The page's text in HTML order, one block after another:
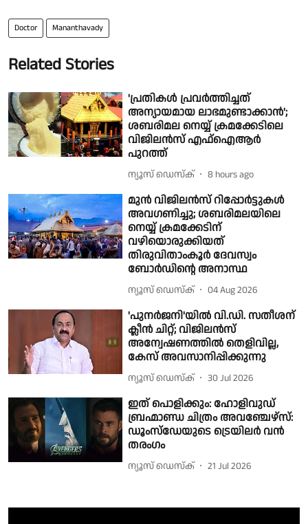
Doctor Mananthavady
Related Stories
'പ്രതികൾ പ്രവർത്തിച്ചത്
അന്യായമായ ലാഭമുണ്ടാക്കാൻ';
ശബരിമല നെയ്യ് ക്രമക്കേടിലെ
വിജിലൻസ് എഫ്ഐആർ
പുറത്ത്
ന്യൂസ് ഡെസ്ക് 8 hours ago
മുൻ വിജിലൻസ് റിപ്പോർട്ടുകൾ
അവഗണിച്ചു; ശബരിമലയിലെ
നെയ്യ് ക്രമക്കേടിന്
വഴിയൊരുക്കിയത്
തിരുവിതാംകൂർ ദേവസ്വം
ബോർഡിൻ്റെ അനാസ്ഥ
ന്യൂസ് ഡെസ്ക് 04 Aug 2026
'പുനർജനി'യില്‍ വി.ഡി. സതീശന്
ക്ലീന്‍ ചിറ്റ്; വിജിലൻസ്
അന്വേഷണത്തിൽ തെളിവില്ല,
കേസ് അവസാനിപ്പിക്കുന്നു
ന്യൂസ് ഡെസ്ക് 30 Jul 2026
ഇത് പൊളിക്കും: ഹോളിവുഡ്
ബ്രഹ്മാണ്ഡ ചിത്രം അവഞ്ചേഴ്സ്:
ഡൂംസ്‌ഡേയുടെ ട്രെയിലർ വന്‍
തരംഗം
ന്യൂസ് ഡെസ്ക് 21 Jul 2026